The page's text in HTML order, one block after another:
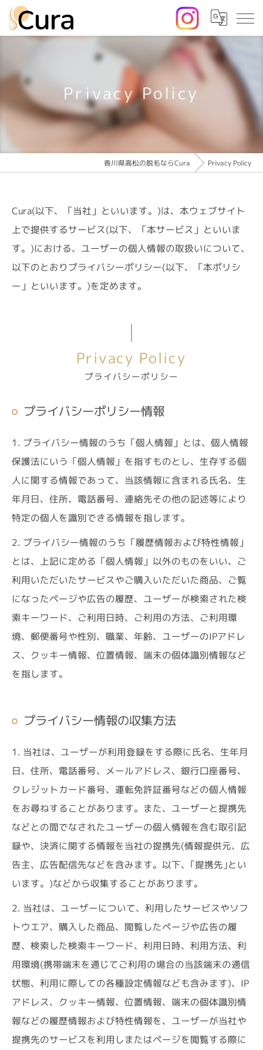
Privacy Policy
香川県高松の脱毛ならCura Privacy Policy
Cura(以下、「当社」といいます。)は、本ウェブサイト
上で提供するサービス(以下、「本サービス」といいま
す。)における、ユーザーの個人情報の取扱いについて、
以下のとおりプライバシーポリシー(以下、「本ポリシ
ー」といいます。)を定めます。
プライバシーポリシー
Privacy Policy
プライバシーポリシー情報
1. プライバシー情報のうち「個人情報」とは、個人情報
保護法にいう「個人情報」を指すものとし、生存する個
人に関する情報であって、当該情報に含まれる氏名、生
年月日、住所、電話番号、連絡先その他の記述等により
特定の個人を識別できる情報を指します。
2. プライバシー情報のうち「履歴情報および特性情報」
とは、上記に定める「個人情報」以外のものをいい、ご
利用いただいたサービスやご購入いただいた商品、ご覧
になったページや広告の履歴、ユーザーが検索された検
索キーワード、ご利用日時、ご利用の方法、ご利用環
境、郵便番号や性別、職業、年齢、ユーザーのIPアドレ
ス、クッキー情報、位置情報、端末の個体識別情報など
を指します。
プライバシー情報の収集方法
1. 当社は、ユーザーが利用登録をする際に氏名、生年月
日、住所、電話番号、メールアドレス、銀行口座番号、
クレジットカード番号、運転免許証番号などの個人情報
をお尋ねすることがあります。また、ユーザーと提携先
などとの間でなされたユーザーの個人情報を含む取引記
録や、決済に関する情報を当社の提携先(情報提供元、広
告主、広告配信先などを含みます。以下、｢提携先｣とい
います。)などから収集することがあります。
2. 当社は、ユーザーについて、利用したサービスやソフ
トウエア、購入した商品、閲覧したページや広告の履
歴、検索した検索キーワード、利用日時、利用方法、利
用環境(携帯端末を通じてご利用の場合の当該端末の通信
状態、利用に際しての各種設定情報なども含みます)、IP
アドレス、クッキー情報、位置情報、端末の個体識別情
報などの履歴情報および特性情報を、ユーザーが当社や
提携先のサービスを利用しまたはページを閲覧する際に